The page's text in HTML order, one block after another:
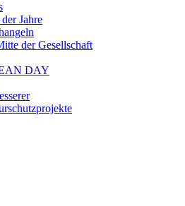
Jahre
der Gesellschaft
DAY